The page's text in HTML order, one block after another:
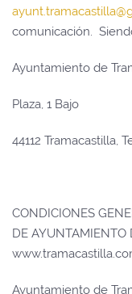
comunicación.
Ayuntamiento de
Plaza, 1 Bajo
44112 Tramacastilla,
CONDICIONES
DE AYUNTAMIENTO
Ayuntamiento de